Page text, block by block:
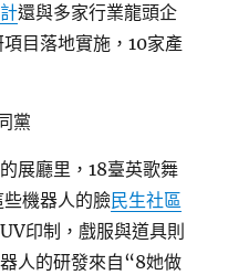
還與多家行業龍頭企
目落地實施，10家產
黨
展廳里，18臺英歌舞
機器人的臉民生社區
印制，戲服與道具則
人的研發來自“8她做